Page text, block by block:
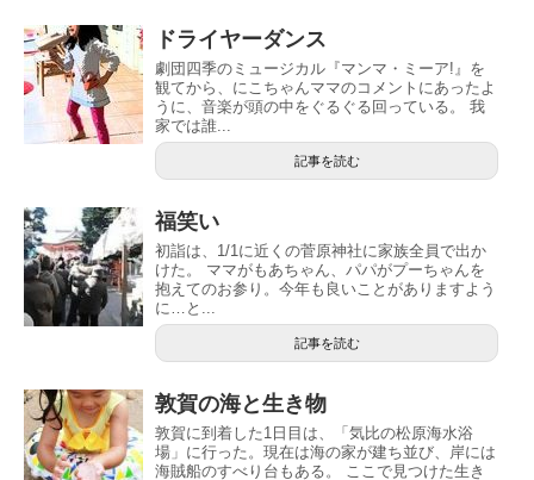
ドライヤーダンス
劇団四季のミュージカル『マンマ・ミーア!』を
観てから、にこちゃんママのコメントにあったよ
うに、音楽が頭の中をぐるぐる回っている。 我
家では誰...
記事を読む
福笑い
初詣は、1/1に近くの菅原神社に家族全員で出か
けた。 ママがもあちゃん、パパがプーちゃんを
抱えてのお参り。今年も良いことがありますよう
に…と...
記事を読む
敦賀の海と生き物
敦賀に到着した1日目は、「気比の松原海水浴
場」に行った。現在は海の家が建ち並び、岸には
海賊船のすべり台もある。 ここで見つけた生き